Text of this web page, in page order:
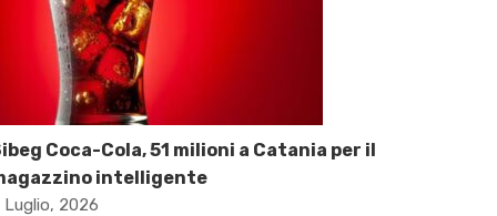
Coca-Cola, 51 milioni a Catania per il
intelligente
Luglio, 2026